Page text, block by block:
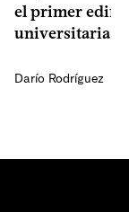
el primer
universitaria
Darío Rodríguez